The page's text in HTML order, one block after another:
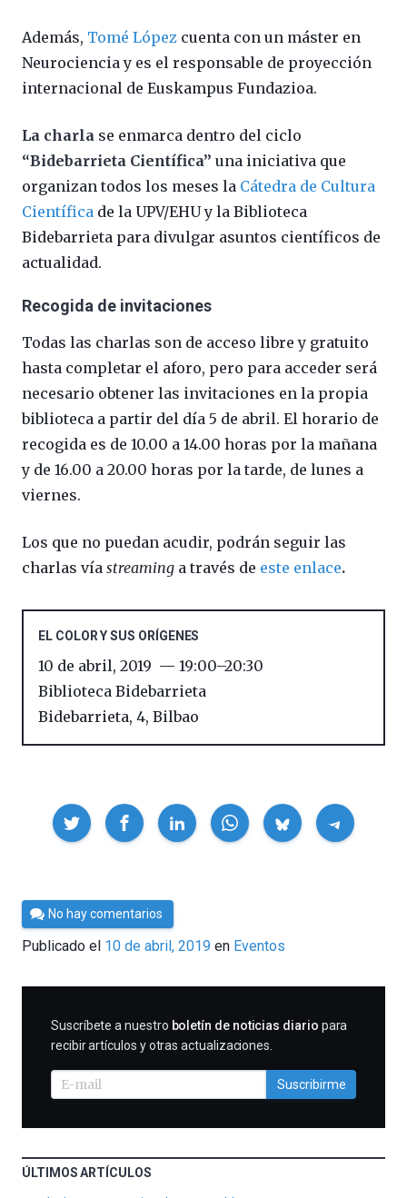
Además, Tomé López cuenta con un máster en
Neurociencia y es el responsable de proyección
internacional de Euskampus Fundazioa.
La charla se enmarca dentro del ciclo
“Bidebarrieta Científica” una iniciativa que
organizan todos los meses la Cátedra de Cultura
Científica de la UPV/EHU y la Biblioteca
Bidebarrieta para divulgar asuntos científicos de
actualidad.
Recogida de invitaciones
Todas las charlas son de acceso libre y gratuito
hasta completar el aforo, pero para acceder será
necesario obtener las invitaciones en la propia
biblioteca a partir del día 5 de abril. El horario de
recogida es de 10.00 a 14.00 horas por la mañana
y de 16.00 a 20.00 horas por la tarde, de lunes a
viernes.
Los que no puedan acudir, podrán seguir las
charlas vía streaming a través de este enlace.
EL COLOR Y SUS ORÍGENES
10 de abril, 2019 19:00–20:30
Biblioteca Bidebarrieta
Bidebarrieta, 4, Bilbao
Compartir
Por
César
Tomé
No hay comentarios
Publicado el 10 de abril, 2019 en Eventos
SUSCRIBIRME
Suscríbete a nuestro boletín de noticias diario para
recibir artículos y otras actualizaciones.
Suscribirme
ÚLTIMOS ARTÍCULOS